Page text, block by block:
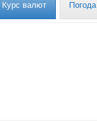
Курс валют Погода